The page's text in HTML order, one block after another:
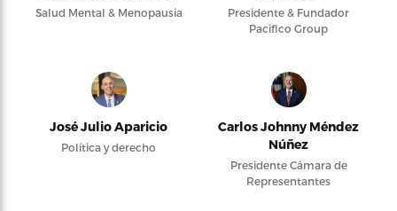
Salud Mental & Menopausia
Presidente & Fundador
Pacifico Group
José Julio Aparicio
Política y derecho
Carlos Johnny Méndez
Núñez
Presidente Cámara de
Representantes